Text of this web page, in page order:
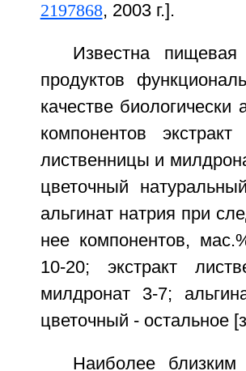
2197868, 2003 г.].
Известна
продуктов
качестве
компонентов
лиственницы и
цветочный
альгинат натрия при
нее компонентов,
10-20; экстракт
милдронат 3-7;
цветочный - остальное
Наиболее близким